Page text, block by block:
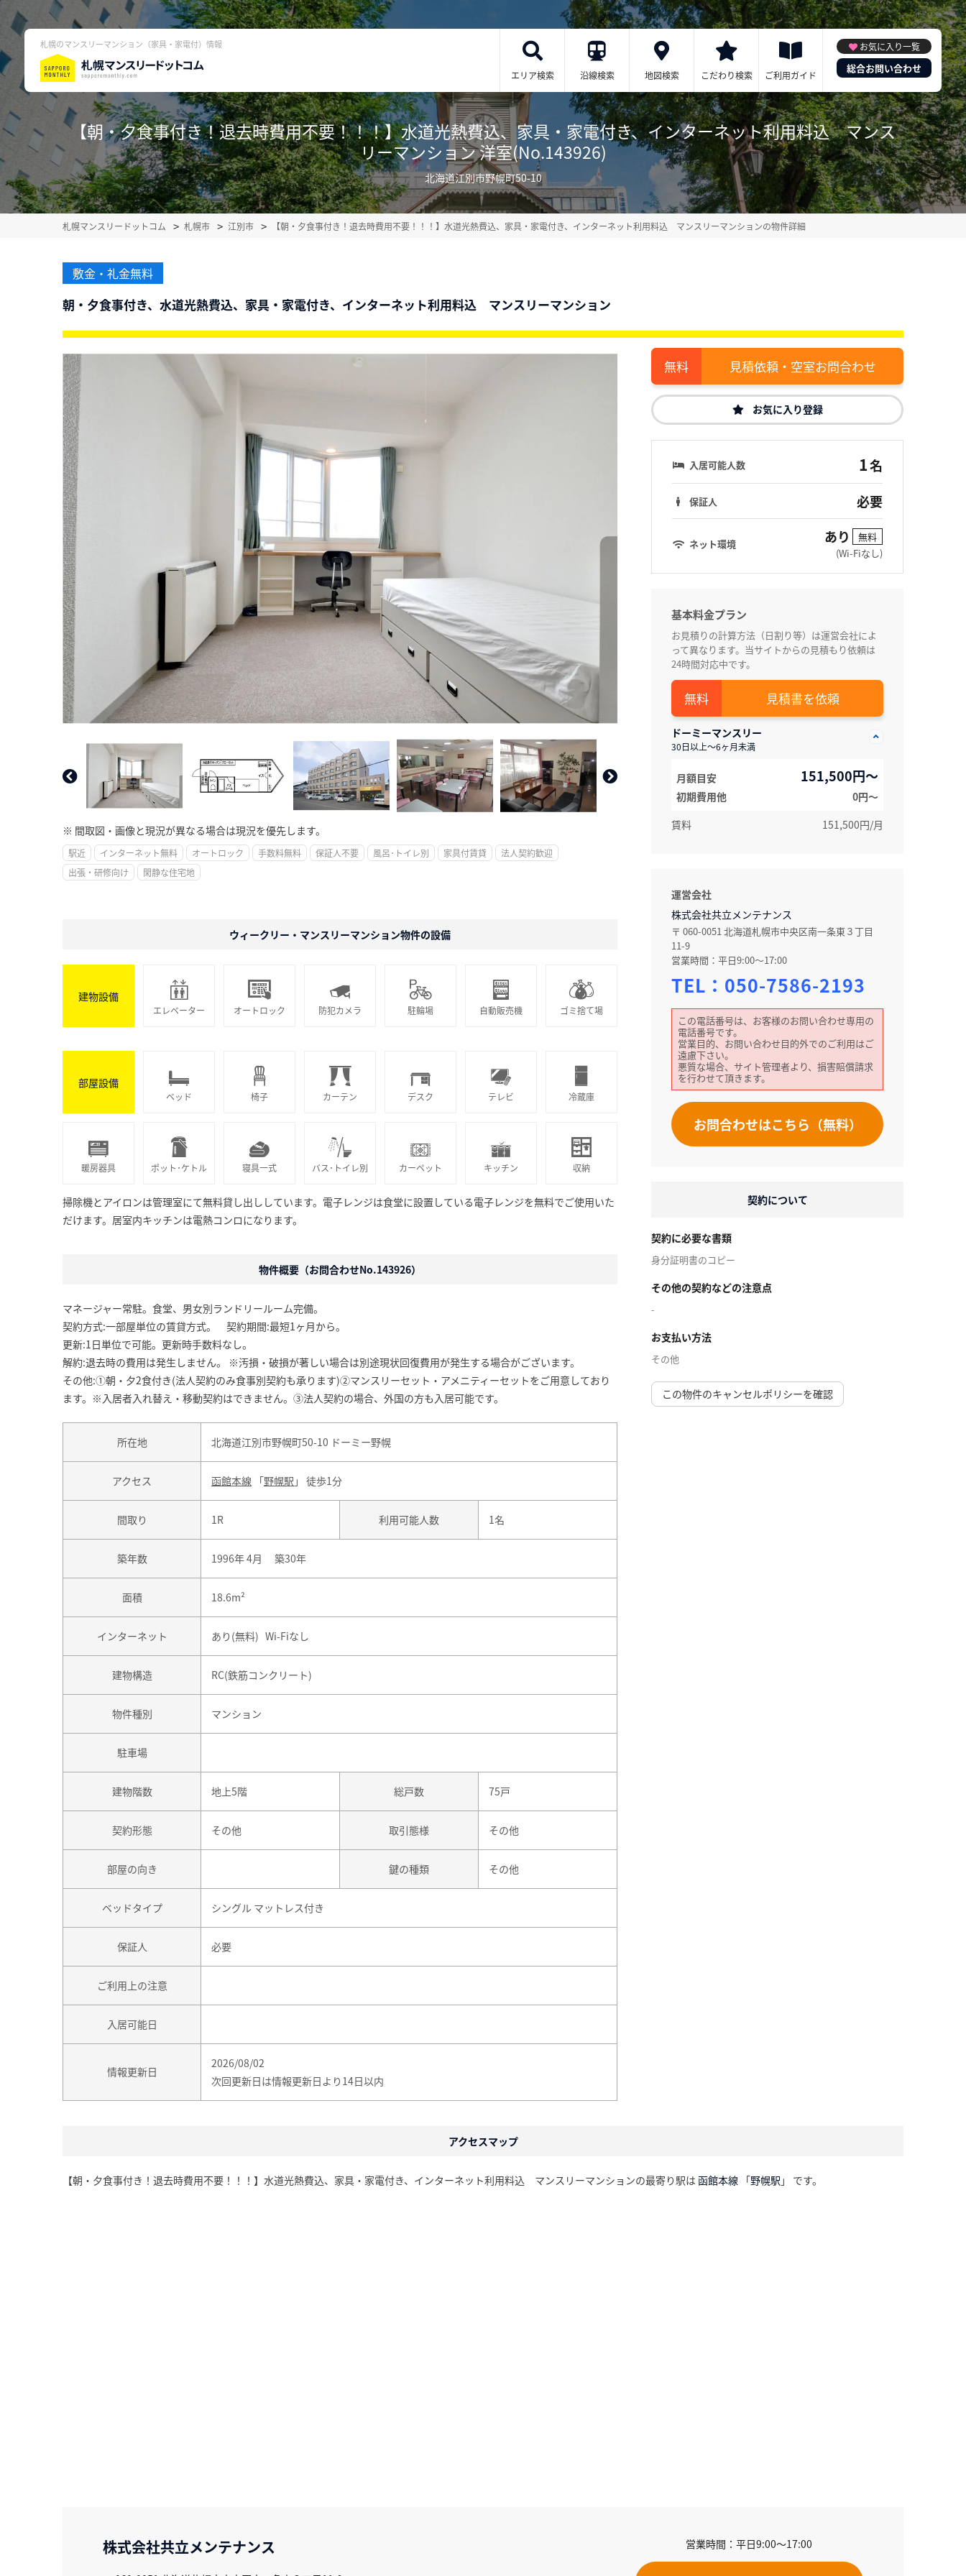
札幌のマンスリーマンション（家具・家電付）情報
エリア検索 沿線検索 地図検索 こだわり検索 ご利用ガイド
お気に入り一覧
総合お問い合わせ
【朝・夕食事付き！退去時費用不要！！！】水道光熱費込、家具・家電付き、インターネット利用料込 マンス
リーマンション 洋室(No.143926)
北海道江別市野幌町50-10
札幌マンスリードットコム 札幌市 江別市 【朝・夕食事付き！退去時費用不要！！！】水道光熱費込、家具・家電付き、インターネット利用料込 マンスリーマンションの物件詳細
敷金・礼金無料
朝・夕食事付き、水道光熱費込、家具・家電付き、インターネット利用料込 マンスリーマンション
※ 間取図・画像と現況が異なる場合は現況を優先します。
駅近 インターネット無料 オートロック 手数料無料 保証人不要 風呂･トイレ別 家具付賃貸
法人契約歓迎
出張・研修向け
閑静な住宅地
見積依頼・空室お問合わせ
お気に入り登録
入居可能人数 1名
保証人 必要
ネット環境 あり
無料
(Wi-Fiなし)
基本料金プラン
お見積りの計算方法（日割り等）は運営会社によ
って異なります。当サイトからの見積もり依頼は
24時間対応中です。
見積書を依頼
ドーミーマンスリー
30日以上～6ヶ月未満
月額目安 151,500円～
初期費用他
0円〜
賃料
151,500円/月
運営会社
株式会社共立メンテナンス
〒 060-0051 北海道札幌市中央区南一条東３丁目
11-9
営業時間：平日9:00～17:00
TEL： 050-7586-2193
この電話番号は、お客様のお問い合わせ専用の
電話番号です。
営業目的、お問い合わせ目的外でのご利用はご
遠慮下さい。
悪質な場合、サイト管理者より、損害賠償請求
を行わせて頂きます。
お問合わせはこちら（無料）
契約について
契約に必要な書類
身分証明書のコピー
その他の契約などの注意点
-
お支払い方法
その他
この物件のキャンセルポリシーを確認
ウィークリー・マンスリーマンション物件の設備
建物設備
エレベーター オートロック 防犯カメラ 駐輪場 自動販売機 ゴミ捨て場
部屋設備
ベッド 椅子 カーテン デスク テレビ 冷蔵庫
暖房器具 ポット･ケトル 寝具一式 バス･トイレ別 カーペット キッチン 収納
掃除機とアイロンは管理室にて無料貸し出ししています。電子レンジは食堂に設置している電子レンジを無料でご使用いた
だけます。居室内キッチンは電熱コンロになります。
物件概要（お問合わせNo.143926）
マネージャー常駐。食堂、男女別ランドリールーム完備。
契約方式:一部屋単位の賃貸方式。 契約期間:最短1ヶ月から。
更新:1日単位で可能。更新時手数料なし。
解約:退去時の費用は発生しません。 ※汚損・破損が著しい場合は別途現状回復費用が発生する場合がございます。
その他:①朝・夕2食付き(法人契約のみ食事別契約も承ります)②マンスリーセット・アメニティーセットをご用意しており
ます。※入居者入れ替え・移動契約はできません。③法人契約の場合、外国の方も入居可能です。
所在地 北海道江別市野幌町50-10 ドーミー野幌
アクセス 函館本線 「野幌駅 」 徒歩1分
間取り 1R 利用可能人数 1名
築年数 1996年 4月 築30年
面積 18.6m²
インターネット あり(無料) Wi-Fiなし
建物構造 RC(鉄筋コンクリート)
物件種別 マンション
駐車場
建物階数 地上5階 総戸数 75戸
契約形態 その他 取引態様 その他
部屋の向き 鍵の種類 その他
ベッドタイプ シングル マットレス付き
保証人 必要
ご利用上の注意
入居可能日
情報更新日
2026/08/02
次回更新日は情報更新日より14日以内
アクセスマップ
【朝・夕食事付き！退去時費用不要！！！】水道光熱費込、家具・家電付き、インターネット利用料込 マンスリーマンションの最寄り駅は 函館本線 「野幌駅 」 です。
株式会社共立メンテナンス 営業時間：平日9:00～17:00